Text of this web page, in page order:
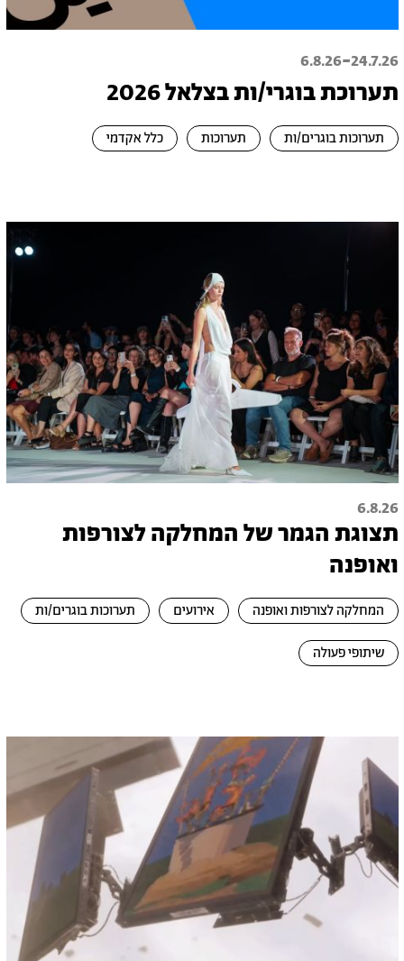
24.7.26
-
6.8.26
תערוכת בוגרי/ות בצלאל 2026
תערוכות בוגרים/ות תערוכות כלל אקדמי
6.8.26
תצוגת הגמר של המחלקה לצורפות
ואופנה
המחלקה לצורפות ואופנה אירועים תערוכות בוגרים/ות
שיתופי פעולה